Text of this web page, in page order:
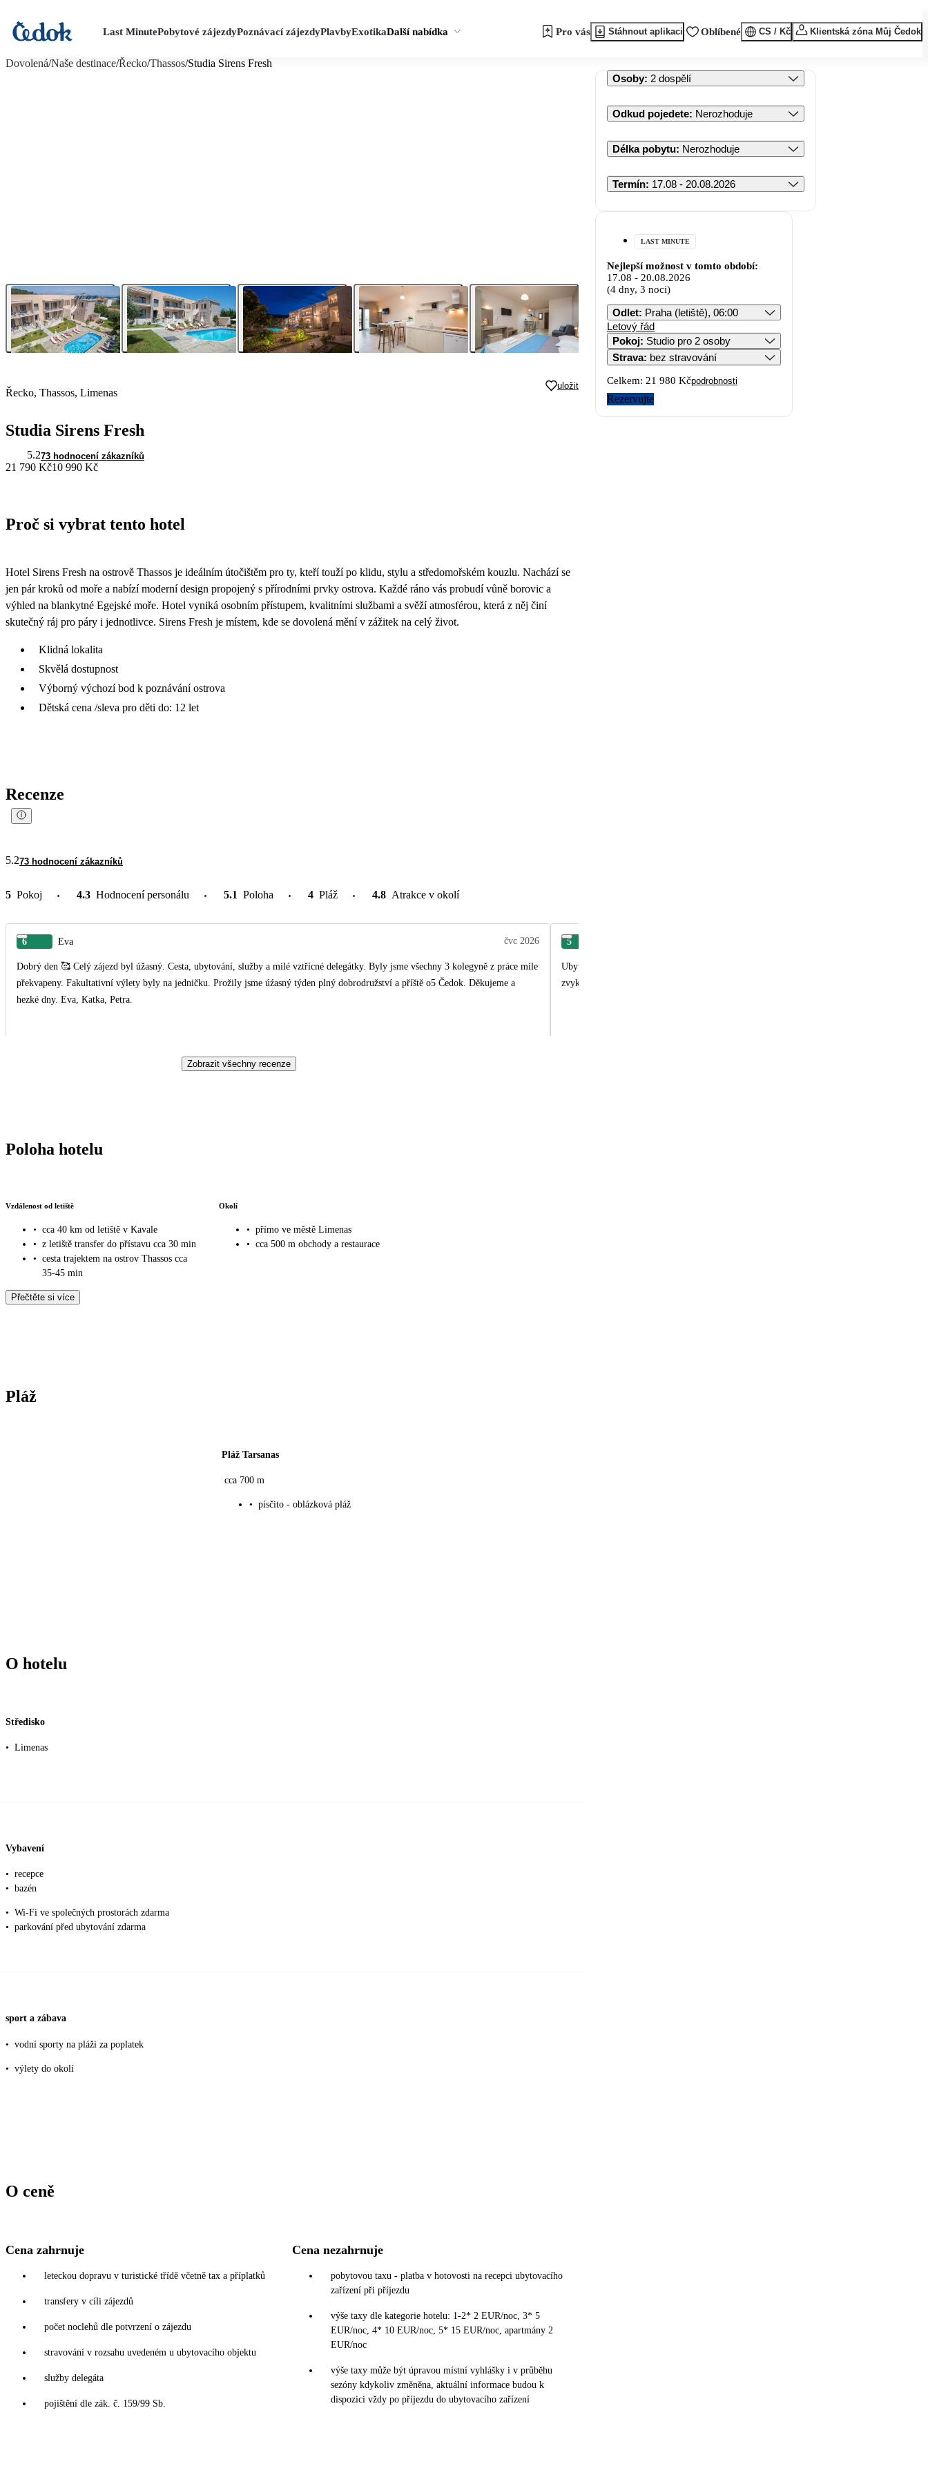
Last MinutePobytové zájezdyPoznávací zájezdyPlavbyExotikaDalší nabídka Pro vás Stáhnout aplikaci Oblíbené CS / Kč Klientská zóna Můj Čedok
Dovolená/Naše destinace/Řecko/Thassos/Studia Sirens Fresh
Řecko, Thassos, Limenas
uložit
Studia Sirens Fresh
5.273 hodnocení zákazníků
21 790 Kč10 990 Kč
Proč si vybrat tento hotel
Hotel Sirens Fresh na ostrově Thassos je ideálním útočištěm pro ty, kteří touží po klidu, stylu a středomořském kouzlu. Nachází se
jen pár kroků od moře a nabízí moderní design propojený s přírodními prvky ostrova. Každé ráno vás probudí vůně borovic a
výhled na blankytné Egejské moře. Hotel vyniká osobním přístupem, kvalitními službami a svěží atmosférou, která z něj činí
skutečný ráj pro páry i jednotlivce. Sirens Fresh je místem, kde se dovolená mění v zážitek na celý život.
Klidná lokalita
Skvělá dostupnost
Výborný výchozí bod k poznávání ostrova
Dětská cena /sleva pro děti do: 12 let
Recenze
5.273 hodnocení zákazníků
5 Pokoj 4.3 Hodnocení personálu 5.1 Poloha 4 Pláž 4.8 Atrakce v okolí
6 Eva čvc 2026
Dobrý den 🥰 Celý zájezd byl úžasný. Cesta, ubytování, služby a milé vztřícné delegátky. Byly jsme všechny 3 kolegyně z práce mile
překvapeny. Fakultativní výlety byly na jedničku. Prožily jsme úźasný týden plný dobrodružství a příště o5 Čedok. Děkujeme a
hezké dny. Eva, Katka, Petra.
5
Ubytování je určitě vhodné pro mladší lidi. Pro starší je vše dost daleko. Jinak v hotelu
zvykem.
Zobrazit všechny recenze
Poloha hotelu
Vzdálenost od letiště
• cca 40 km od letiště v Kavale
• z letiště transfer do přístavu cca 30 min
• cesta trajektem na ostrov Thassos cca
35-45 min
Přečtěte si více
Okolí
• přímo ve městě Limenas
• cca 500 m obchody a restaurace
Pláž
Pláž Tarsanas
cca 700 m
• písčito - oblázková pláž
O hotelu
Středisko
• Limenas
Vybavení
• recepce
• bazén
• Wi-Fi ve společných prostorách zdarma
• parkování před ubytování zdarma
sport a zábava
• vodní sporty na pláži za poplatek
• výlety do okolí
O ceně
Cena zahrnuje
leteckou dopravu v turistické třídě včetně tax a příplatků
transfery v cíli zájezdů
počet noclehů dle potvrzení o zájezdu
stravování v rozsahu uvedeném u ubytovacího objektu
služby delegáta
pojištění dle zák. č. 159/99 Sb.
Cena nezahrnuje
pobytovou taxu - platba v hotovosti na recepci ubytovacího
zařízení při příjezdu
výše taxy dle kategorie hotelu: 1-2* 2 EUR/noc, 3* 5
EUR/noc, 4* 10 EUR/noc, 5* 15 EUR/noc, apartmány 2
EUR/noc
výše taxy může být úpravou místní vyhlášky i v průběhu
sezóny kdykoliv změněna, aktuální informace budou k
dispozici vždy po příjezdu do ubytovacího zařízení
Osoby: 2 dospělí
Odkud pojedete: Nerozhoduje
Délka pobytu: Nerozhoduje
Termín: 17.08 - 20.08.2026
LAST MINUTE
Nejlepší možnost v tomto období:
17.08 - 20.08.2026
(4 dny, 3 noci)
Odlet: Praha (letiště), 06:00
Letový řád
Pokoj: Studio pro 2 osoby
Strava: bez stravování
Celkem: 21 980 Kčpodrobnosti
Rezervujte